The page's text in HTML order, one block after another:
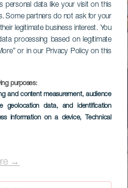
personal data like your visit on this
Some partners do not ask for your
legitimate business interest. You
processing based on legitimate
or in our Privacy Policy on this
purposes:
and content measurement, audience
geolocation data, and identification
information on a device, Technical
→